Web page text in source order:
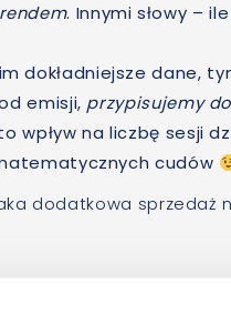
. Innymi słowy –
dokładniejsze dane,
emisji, przypisujemy
wpływ na liczbę sesji
cudów
dodatkowa sprzedaż